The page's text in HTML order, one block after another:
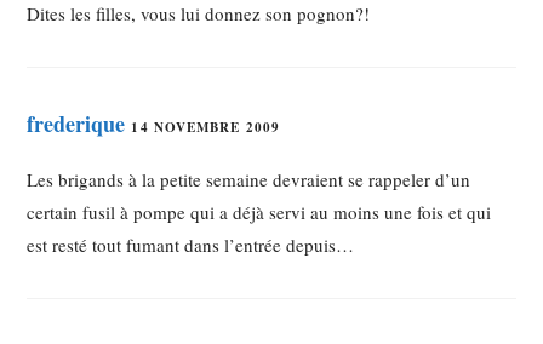
Dites les filles, vous lui donnez son pognon?!
frederique 14 NOVEMBRE 2009
Les brigands à la petite semaine devraient se rappeler d’un
certain fusil à pompe qui a déjà servi au moins une fois et qui
est resté tout fumant dans l’entrée depuis…